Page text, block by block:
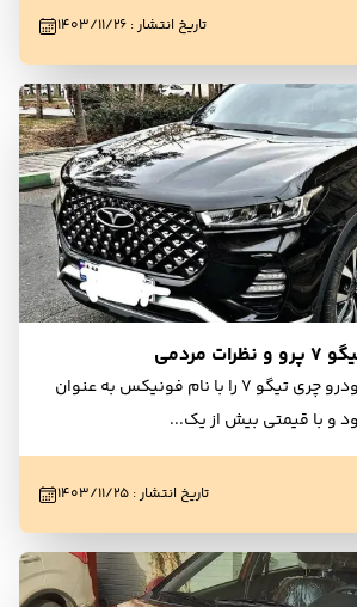
تاریخ انتشار: ۱۴۰۳/۱۱/۲۶
سال ۱۳۹۶، مدیران خودرو چری تیگو ۷ را با نام فونیکس به عنوان
و با قیمتی بیش از یک...
تاریخ انتشار: ۱۴۰۳/۱۱/۲۵